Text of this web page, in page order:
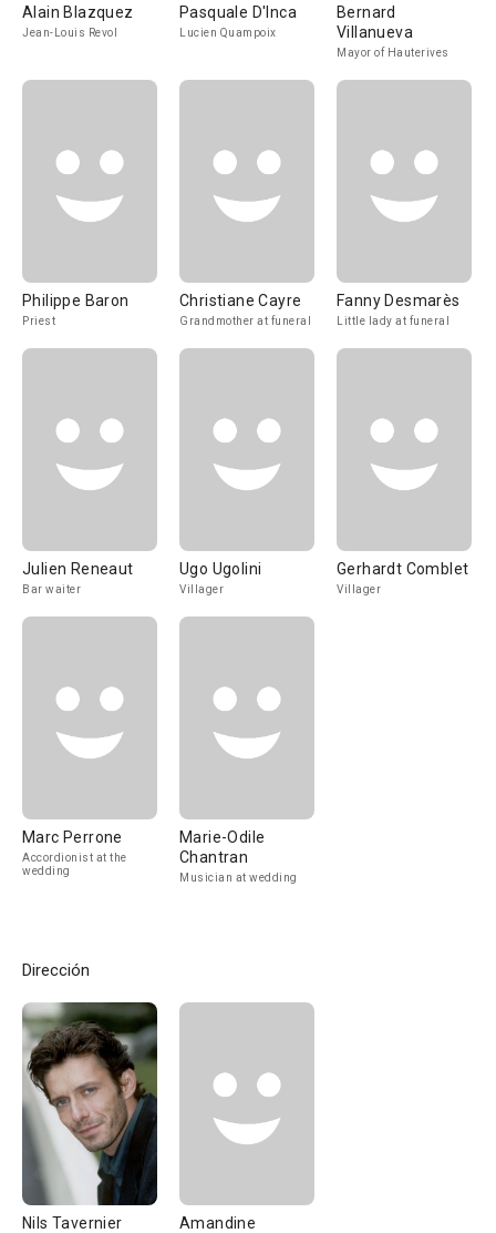
Alain Blazquez
Jean-Louis Revol
Pasquale D'Inca
Lucien Quampoix
Bernard
Villanueva
Mayor of Hauterives
Philippe Baron
Priest
Christiane Cayre
Grandmother at funeral
Fanny Desmarès
Little lady at funeral
Julien Reneaut
Bar waiter
Ugo Ugolini
Villager
Gerhardt Comblet
Villager
Marc Perrone
Accordionist at the
wedding
Marie-Odile
Chantran
Musician at wedding
Dirección
Nils Tavernier
Amandine